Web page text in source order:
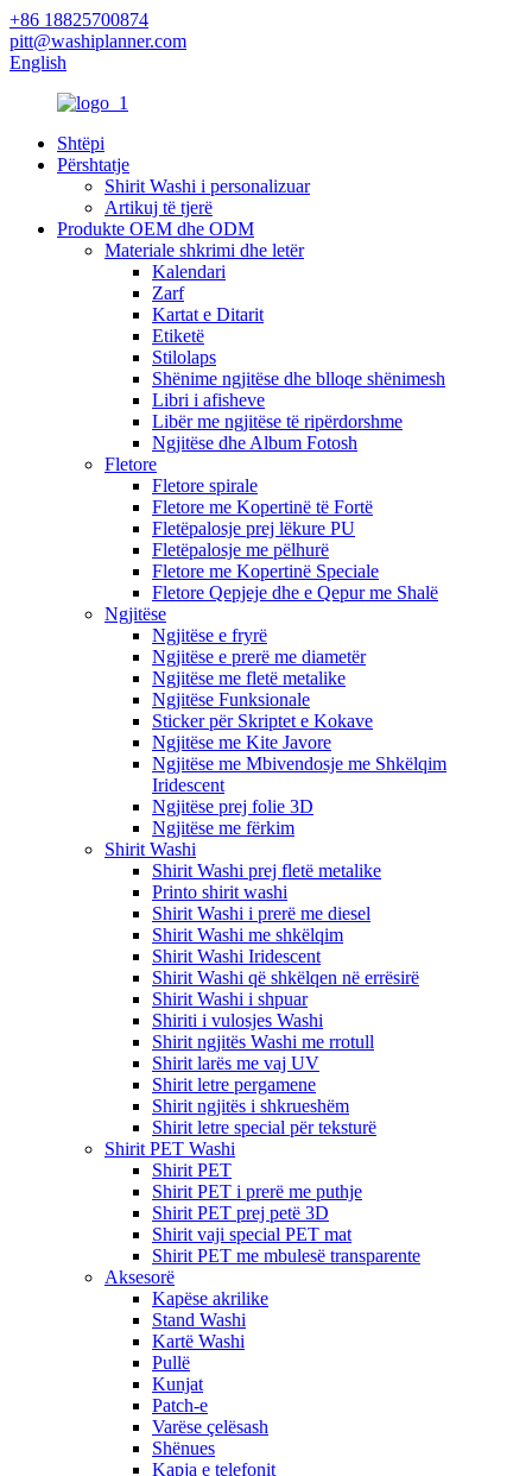
+86 18825700874
pitt@washiplanner.com
English
Shtëpi
Përshtatje
Shirit Washi i personalizuar
Artikuj të tjerë
Produkte OEM dhe ODM
Materiale shkrimi dhe letër
Kalendari
Zarf
Kartat e Ditarit
Etiketë
Stilolaps
Shënime ngjitëse dhe blloqe shënimesh
Libri i afisheve
Libër me ngjitëse të ripërdorshme
Ngjitëse dhe Album Fotosh
Fletore
Fletore spirale
Fletore me Kopertinë të Fortë
Fletëpalosje prej lëkure PU
Fletëpalosje me pëlhurë
Fletore me Kopertinë Speciale
Fletore Qepjeje dhe e Qepur me Shalë
Ngjitëse
Ngjitëse e fryrë
Ngjitëse e prerë me diametër
Ngjitëse me fletë metalike
Ngjitëse Funksionale
Sticker për Skriptet e Kokave
Ngjitëse me Kite Javore
Ngjitëse me Mbivendosje me Shkëlqim
Iridescent
Ngjitëse prej folie 3D
Ngjitëse me fërkim
Shirit Washi
Shirit Washi prej fletë metalike
Printo shirit washi
Shirit Washi i prerë me diesel
Shirit Washi me shkëlqim
Shirit Washi Iridescent
Shirit Washi që shkëlqen në errësirë
Shirit Washi i shpuar
Shiriti i vulosjes Washi
Shirit ngjitës Washi me rrotull
Shirit larës me vaj UV
Shirit letre pergamene
Shirit ngjitës i shkrueshëm
Shirit letre special për teksturë
Shirit PET Washi
Shirit PET
Shirit PET i prerë me puthje
Shirit PET prej petë 3D
Shirit vaji special PET mat
Shirit PET me mbulesë transparente
Aksesorë
Kapëse akrilike
Stand Washi
Kartë Washi
Pullë
Kunjat
Patch-e
Varëse çelësash
Shënues
Kapja e telefonit